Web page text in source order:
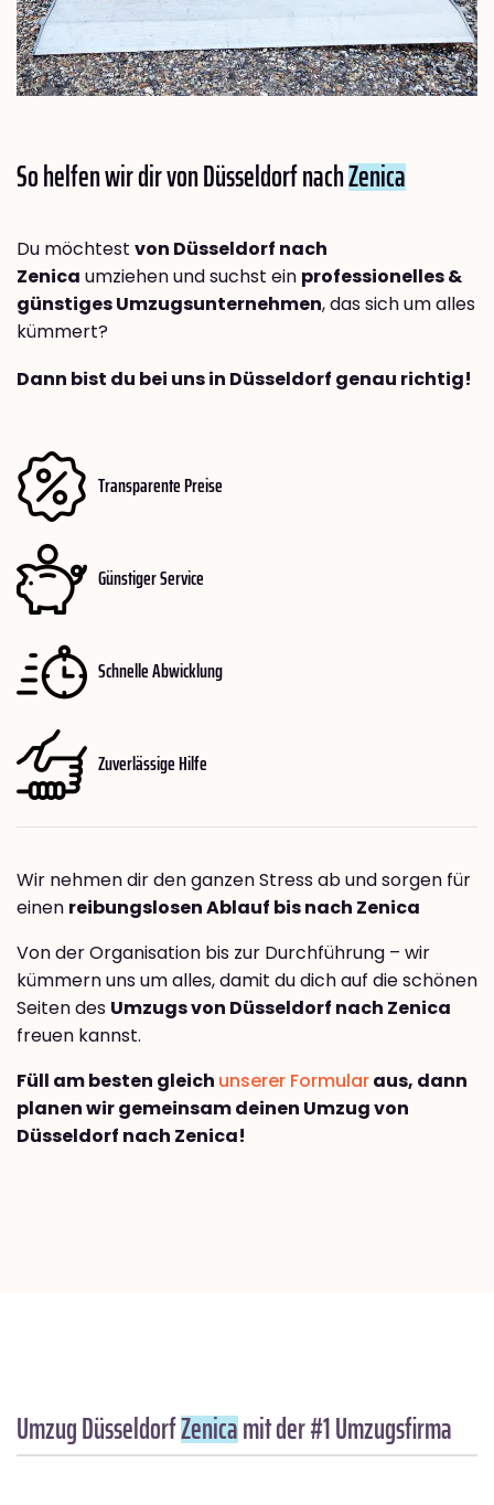
So helfen wir dir von Düsseldorf nachZenica
Du möchtest von Düsseldorf nach
Zenica umziehen und suchst ein professionelles &
günstiges Umzugsunternehmen, das sich um alles
kümmert?
Dann bist du bei uns in Düsseldorf genau richtig!
Transparente Preise
Günstiger Service
Schnelle Abwicklung
Zuverlässige Hilfe
Wir nehmen dir den ganzen Stress ab und sorgen für
einen reibungslosen Ablauf bis nach Zenica
Von der Organisation bis zur Durchführung – wir
kümmern uns um alles, damit du dich auf die schönen
Seiten des Umzugs von Düsseldorf nach Zenica
freuen kannst.
Füll am besten gleich unserer Formularaus, dann
planen wir gemeinsam deinen Umzug von
Düsseldorf nach Zenica!
Umzug DüsseldorfZenicamit der #1 Umzugsfirma